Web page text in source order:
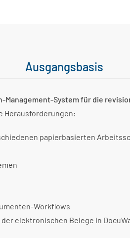
Ausgangsbasis
Management-System für die
Herausforderungen:
papierbasierten
Workflows
elektronischen Belege in